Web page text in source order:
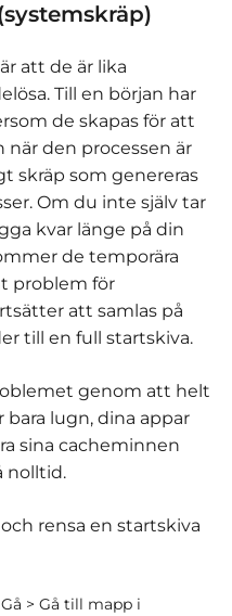
att de är lika
Till en början har
de skapas för att
när den processen är
skräp som genereras
Om du inte själv tar
kvar länge på din
de temporära
problem för
att samlas på
till en full startskiva.
genom att helt
lugn, dina appar
sina cacheminnen
nolltid.
rensa en startskiva
> Gå till mapp i